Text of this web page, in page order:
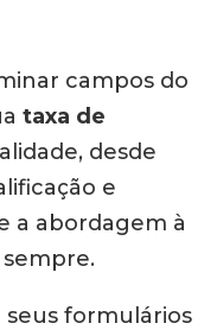
campos do
taxa de
desde
e
a abordagem à
formulários